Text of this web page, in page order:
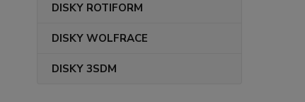
DISKY ROTIFORM
DISKY WOLFRACE
DISKY 3SDM